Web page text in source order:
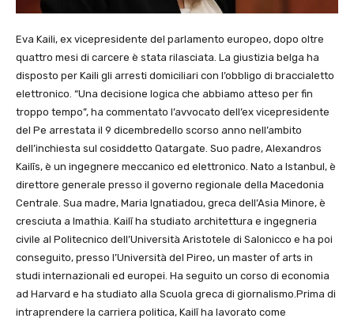
Eva Kaili, ex vicepresidente del parlamento europeo, dopo oltre
quattro mesi di carcere è stata rilasciata. La giustizia belga ha
disposto per Kaili gli arresti domiciliari con l’obbligo di braccialetto
elettronico. “Una decisione logica che abbiamo atteso per fin
troppo tempo”, ha commentato l’avvocato dell’ex vicepresidente
del Pe arrestata il 9 dicembredello scorso anno nell’ambito
dell’inchiesta sul cosiddetto Qatargate. Suo padre, Alexandros
Kailīs, è un ingegnere meccanico ed elettronico. Nato a Istanbul, è
direttore generale presso il governo regionale della Macedonia
Centrale. Sua madre, Maria Ignatiadou, greca dell’Asia Minore, è
cresciuta a Imathia. Kailī ha studiato architettura e ingegneria
civile al Politecnico dell’Università Aristotele di Salonicco e ha poi
conseguito, presso l’Università del Pireo, un master of arts in
studi internazionali ed europei. Ha seguito un corso di economia
ad Harvard e ha studiato alla Scuola greca di giornalismo.Prima di
intraprendere la carriera politica, Kailī ha lavorato come